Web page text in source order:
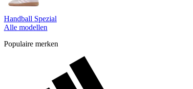
Handball Spezial
Alle modellen
Populaire merken